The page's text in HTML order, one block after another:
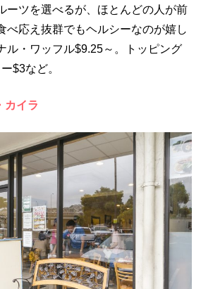
ーツを選べるが、ほとんどの人が前
べ応え抜群でもヘルシーなのが嬉し
ル・ワッフル$9.25～。トッピング
$3など。
カイラ